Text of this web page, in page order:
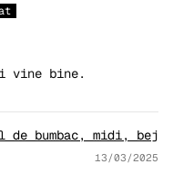
vine bine.
bumbac, midi, bej
13/03/2025